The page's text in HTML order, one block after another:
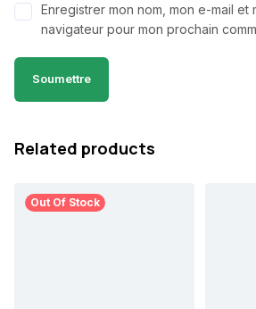
Enregistrer mon nom, mon e-mail et
navigateur pour mon prochain
Related products
Out Of Stock